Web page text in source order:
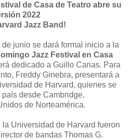
de Casa de Teatro abre su
2022
Jazz Band!
junio se dará formal inicio a la
Jazz Festival en Casa
dedicado a Guillo Carias. Para
Freddy Ginebra, presentará a
de Harvard, quienes se
desde Cambridge,
de Norteamérica.
la Universidad de Harvard fueron
de bandas Thomas G.